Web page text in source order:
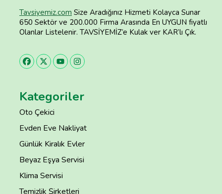
Tavsiyemiz.com Size Aradığınız Hizmeti Kolayca Sunar
650 Sektör ve 200.000 Firma Arasında En UYGUN fiyatlı
Olanlar Listelenir. TAVSİYEMİZ’e Kulak ver KAR’lı Çık.
Kategoriler
Oto Çekici
Evden Eve Nakliyat
Günlük Kiralık Evler
Beyaz Eşya Servisi
Klima Servisi
Temizlik Şirketleri